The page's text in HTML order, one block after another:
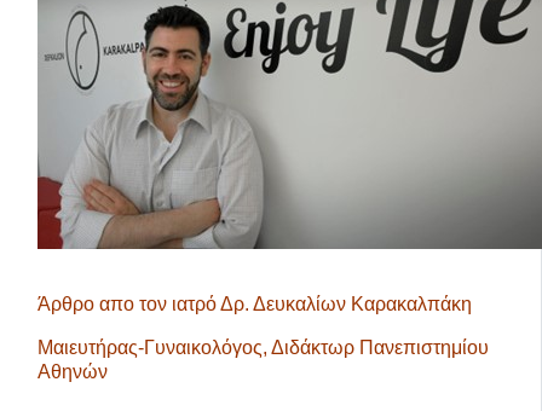
Άρθρο απο τον ιατρόΔρ. Δευκαλίων Καρακαλπάκη
Μαιευτήρας-Γυναικολόγος, Διδάκτωρ Πανεπιστημίου
Αθηνών